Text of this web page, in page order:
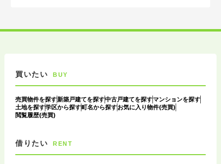
買いたい BUY
売買物件を探す新築戸建てを探す中古戸建てを探すマンションを探す
土地を探す学区から探す町名から探すお気に入り物件(売買)
閲覧履歴(売買)
借りたい RENT